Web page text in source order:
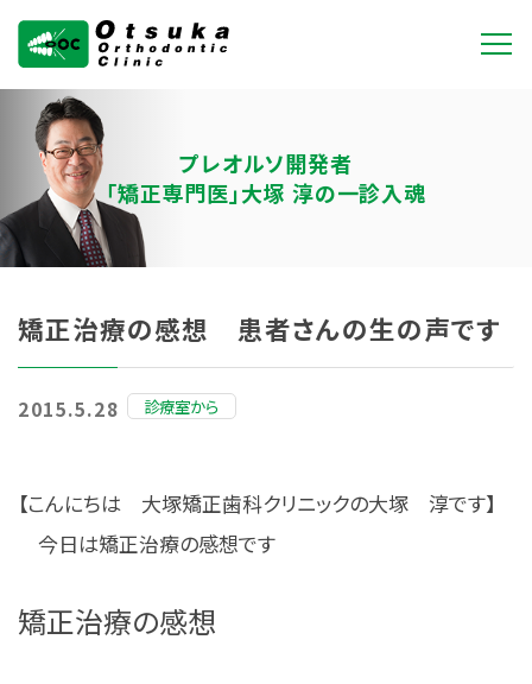
大塚矯正歯科クリニ
ック
プレオルソ開発者
「矯正専門医」大塚 淳の一診入魂
矯正治療の感想 患者さんの生の声です
2015.5.28 診療室から
【こんにちは 大塚矯正歯科クリニックの大塚 淳です】
今日は矯正治療の感想です
矯正治療の感想